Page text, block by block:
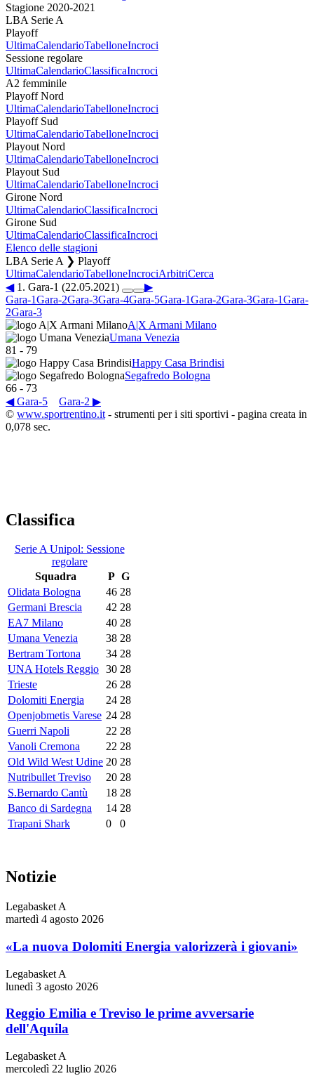
Stagione 2020-2021
LBA Serie A
Playoff
UltimaCalendarioTabelloneIncroci
Sessione regolare
UltimaCalendarioClassificaIncroci
A2 femminile
Playoff Nord
UltimaCalendarioTabelloneIncroci
Playoff Sud
UltimaCalendarioTabelloneIncroci
Playout Nord
UltimaCalendarioTabelloneIncroci
Playout Sud
UltimaCalendarioTabelloneIncroci
Girone Nord
UltimaCalendarioClassificaIncroci
Girone Sud
UltimaCalendarioClassificaIncroci
Elenco delle stagioni
LBA Serie A ❯ Playoff
UltimaCalendarioTabelloneIncrociArbitriCerca
◀1. Gara-1 (22.05.2021)
▶
Gara-1Gara-2Gara-3Gara-4Gara-5Gara-1Gara-2Gara-3Gara-1Gara-
2Gara-3
A|X Armani Milano
Umana Venezia
81 - 79
Happy Casa Brindisi
Segafredo Bologna
66 - 73
◀ Gara-5
Gara-2 ▶
© www.sportrentino.it - strumenti per i siti sportivi - pagina creata in
0,078 sec.
Classifica
Serie A Unipol: Sessione
regolare
Squadra
P G
Olidata Bologna
46 28
Germani Brescia
42 28
EA7 Milano
40 28
Umana Venezia
38 28
Bertram Tortona
34 28
UNA Hotels Reggio 30 28
Trieste
26 28
Dolomiti Energia
24 28
Openjobmetis Varese 24 28
Guerri Napoli
22 28
Vanoli Cremona
22 28
Old Wild West Udine 20 28
Nutribullet Treviso
20 28
S.Bernardo Cantù
18 28
Banco di Sardegna
14 28
Trapani Shark
0 0
Notizie
Legabasket A
martedì 4 agosto 2026
«La nuova Dolomiti Energia valorizzerà i giovani»
Legabasket A
lunedì 3 agosto 2026
Reggio Emilia e Treviso le prime avversarie
dell'Aquila
Legabasket A
mercoledì 22 luglio 2026